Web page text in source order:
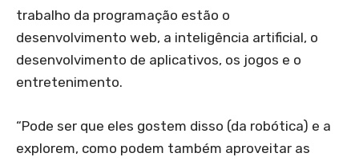
trabalho da programação estão o
desenvolvimento web, a inteligência artificial, o
desenvolvimento de aplicativos, os jogos e o
entretenimento.
“Pode ser que eles gostem disso (da robótica) e a
explorem, como podem também aproveitar as